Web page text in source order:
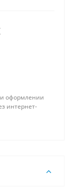
оформлении
интернет-